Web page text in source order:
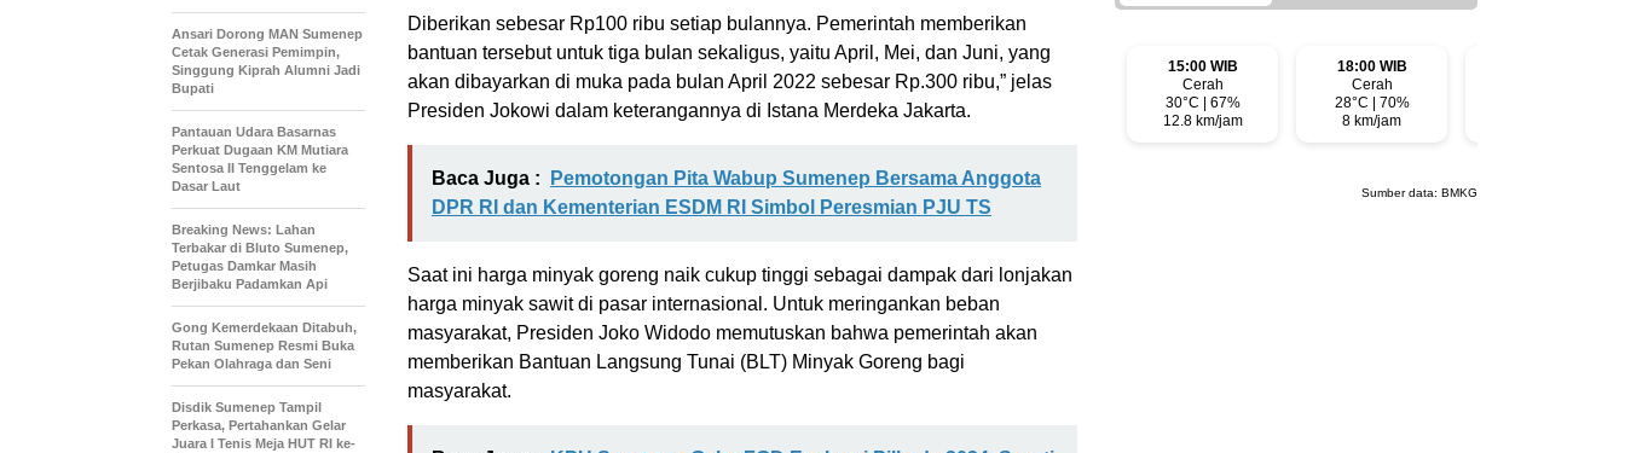
Diberikan sebesar Rp100 ribu setiap bulannya. Pemerintah memberikan
bantuan tersebut untuk tiga bulan sekaligus, yaitu April, Mei, dan Juni, yang
akan dibayarkan di muka pada bulan April 2022 sebesar Rp.300 ribu,” jelas
Presiden Jokowi dalam keterangannya di Istana Merdeka Jakarta.
Baca Juga :
Pemotongan Pita Wabup Sumenep Bersama Anggota
DPR RI dan Kementerian ESDM RI Simbol Peresmian PJU TS
Saat ini harga minyak goreng naik cukup tinggi sebagai dampak dari lonjakan
harga minyak sawit di pasar internasional. Untuk meringankan beban
masyarakat, Presiden Joko Widodo memutuskan bahwa pemerintah akan
memberikan Bantuan Langsung Tunai (BLT) Minyak Goreng bagi
masyarakat.
Ansari Dorong MAN Sumenep
Cetak Generasi Pemimpin,
Singgung Kiprah Alumni Jadi
Bupati
Pantauan Udara Basarnas
Perkuat Dugaan KM Mutiara
Sentosa II Tenggelam ke
Dasar Laut
Breaking News: Lahan
Terbakar di Bluto Sumenep,
Petugas Damkar Masih
Berjibaku Padamkan Api
Gong Kemerdekaan Ditabuh,
Rutan Sumenep Resmi Buka
Pekan Olahraga dan Seni
Disdik Sumenep Tampil
Perkasa, Pertahankan Gelar
Juara I Tenis Meja HUT RI ke-
15:00 WIB
Cerah
30°C | 67%
12.8 km/jam
18:00 WIB
Cerah
28°C | 70%
8 km/jam
Sumber data: BMKG